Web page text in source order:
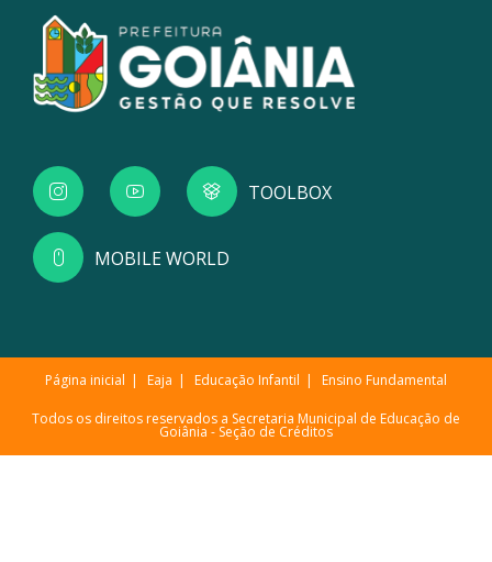
TOOLBOX
MOBILE WORLD
Página inicial Eaja Educação Infantil Ensino Fundamental
Todos os direitos reservados a Secretaria Municipal de Educação de
Goiânia - Seção de Créditos